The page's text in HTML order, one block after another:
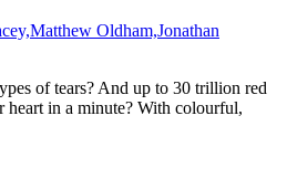
Oldham,Jonathan
of tears? And up to 30 trillion red
heart in a minute? With colourful,